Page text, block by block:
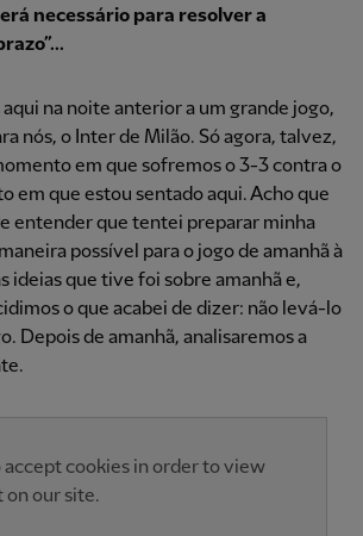
necessário para resolver a
aqui na noite anterior a um grande jogo,
nós, o Inter de Milão. Só agora, talvez,
em que sofremos o 3-3 contra o
em que estou sentado aqui. Acho que
entender que tentei preparar minha
possível para o jogo de amanhã à
ideias que tive foi sobre amanhã e,
o que acabei de dizer: não levá-lo
Depois de amanhã, analisaremos a
accept cookies in order to view
our site.